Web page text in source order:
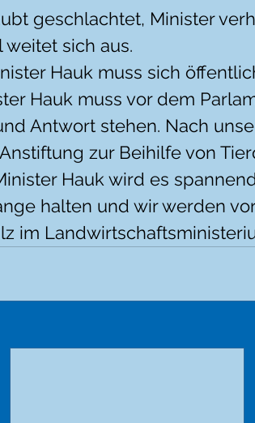
geschlachtet, Minister
weitet sich aus.
Hauk muss sich
Hauk muss vor dem
Antwort stehen. Nach
zur Beihilfe von
Hauk wird es
halten und wir werden
im